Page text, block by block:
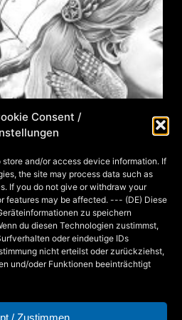
Consent /
store and/or access device information. If
the site may process data such as
If you do not give or withdraw your
features may be affected. --- (DE) Diese
zu speichern
du diesen Technologien zustimmst,
oder eindeutige IDs
nicht erteilst oder zurückziehst,
und/oder Funktionen beeinträchtigt
/ Zustimmen
A story unfold…